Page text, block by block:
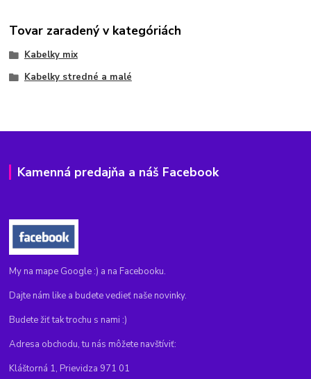
Tovar zaradený v kategóriách
Kabelky mix
Kabelky stredné a malé
Kamenná predajňa a náš Facebook
My na mape Google :) a na Facebooku.
Dajte nám like a budete vedieť naše novinky.
Budete žiť tak trochu s nami :)
Adresa obchodu, tu nás môžete navštíviť:
Kláštorná 1, Prievidza 971 01